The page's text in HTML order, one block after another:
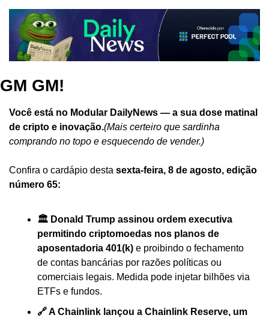
GM GM!
Você está no Modular DailyNews — a sua dose matinal
de cripto e inovação.(Mais certeiro que sardinha
comprando no topo e esquecendo de vender.)
Confira o cardápio desta sexta-feira, 8 de agosto, edição
número 65:
🏛️ Donald Trump assinou ordem executiva
permitindo criptomoedas nos planos de
aposentadoria 401(k) e proibindo o fechamento
de contas bancárias por razões políticas ou
comerciais legais. Medida pode injetar bilhões via
ETFs e fundos.
🔗 A Chainlink lançou a Chainlink Reserve, um